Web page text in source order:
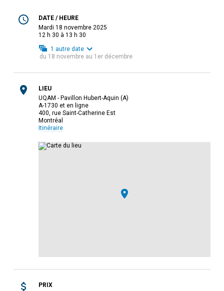
DATE / HEURE
mardi 18 novembre 2025
12 h 30 à 13 h 30
1 autre date
du 18 novembre au 1er décembre
LIEU
UQAM - Pavillon Hubert-Aquin (A)
A-1730 et en ligne
400, rue Saint-Catherine Est
Montréal
Itinéraire
PRIX